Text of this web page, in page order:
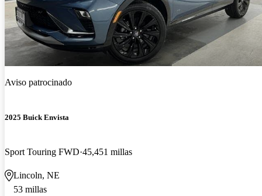
Aviso patrocinado
2025 Buick Envista
Sport Touring FWD 45,451 millas
Lincoln, NE
53 millas